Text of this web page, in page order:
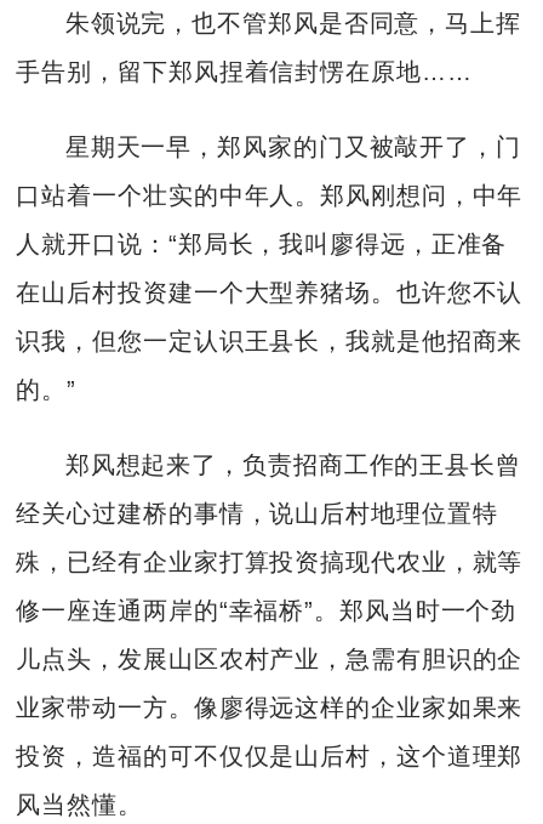
朱领说完，也不管郑风是否同意，马上挥
手告别，留下郑风捏着信封愣在原地……
星期天一早，郑风家的门又被敲开了，门
口站着一个壮实的中年人。郑风刚想问，中年
人就开口说：“郑局长，我叫廖得远，正准备
在山后村投资建一个大型养猪场。也许您不认
识我，但您一定认识王县长，我就是他招商来
的。”
郑风想起来了，负责招商工作的王县长曾
经关心过建桥的事情，说山后村地理位置特
殊，已经有企业家打算投资搞现代农业，就等
修一座连通两岸的“幸福桥”。郑风当时一个劲
儿点头，发展山区农村产业，急需有胆识的企
业家带动一方。像廖得远这样的企业家如果来
投资，造福的可不仅仅是山后村，这个道理郑
风当然懂。